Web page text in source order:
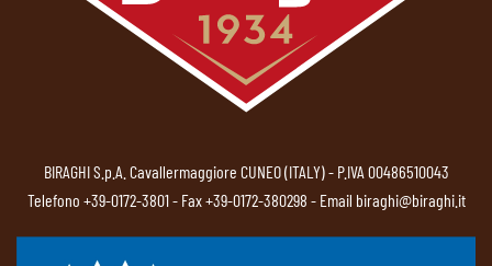
BIRAGHI S.p.A. Cavallermaggiore CUNEO (ITALY) - P.IVA 00486510043
Telefono +39-0172-3801- Fax +39-0172-380298 - Email biraghi@biraghi.it